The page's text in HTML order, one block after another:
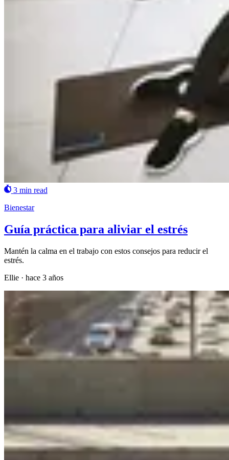
3 min read
Bienestar
Guía práctica para aliviar el estrés
Mantén la calma en el trabajo con estos consejos para reducir el
estrés.
Ellie · hace 3 años